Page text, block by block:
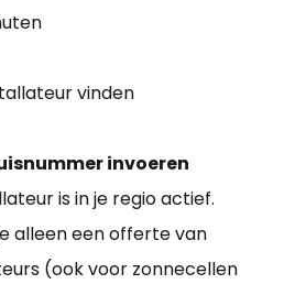
vinden
invoeren
is in je regio actief.
alleen een offerte van
(ook voor zonnecellen